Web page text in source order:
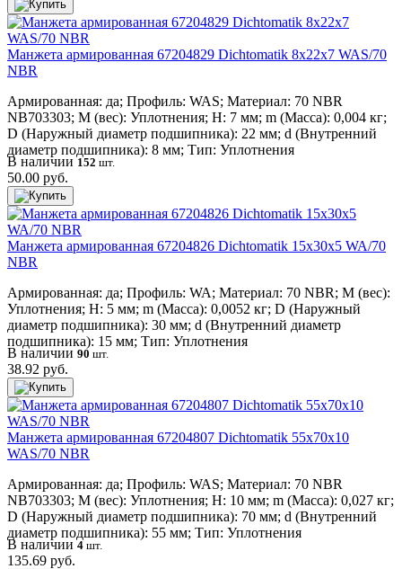
Манжета армированная 67204829 Dichtomatik 8x22x7 WAS/70
NBR
Армированная: да; Профиль: WAS; Материал: 70 NBR
NB703303; M (вес): Уплотнения; H: 7 мм; m (Масса): 0,004 кг;
D (Наружный диаметр подшипника): 22 мм; d (Внутренний
диаметр подшипника): 8 мм; Тип: Уплотнения
В наличии152 шт.
50.00 руб.
Манжета армированная 67204826 Dichtomatik 15x30x5 WA/70
NBR
Армированная: да; Профиль: WA; Материал: 70 NBR; M (вес):
Уплотнения; H: 5 мм; m (Масса): 0,0052 кг; D (Наружный
диаметр подшипника): 30 мм; d (Внутренний диаметр
подшипника): 15 мм; Тип: Уплотнения
В наличии 90 шт.
38.92 руб.
Манжета армированная 67204807 Dichtomatik 55x70x10
WAS/70 NBR
Армированная: да; Профиль: WAS; Материал: 70 NBR
NB703303; M (вес): Уплотнения; H: 10 мм; m (Масса): 0,027 кг;
D (Наружный диаметр подшипника): 70 мм; d (Внутренний
диаметр подшипника): 55 мм; Тип: Уплотнения
В наличии4 шт.
135.69 руб.